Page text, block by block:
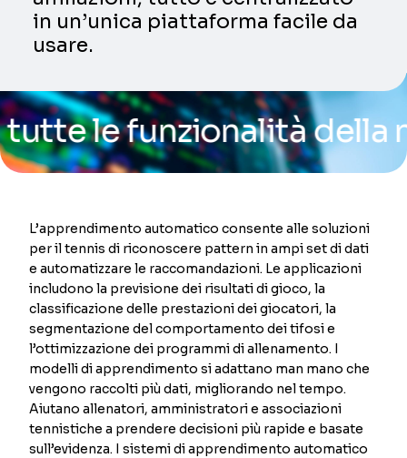
in un’unica piattaforma facile da
usare.
funzionalità della
L’apprendimento automatico consente alle soluzioni
per il tennis di riconoscere pattern in ampi set di dati
e automatizzare le raccomandazioni. Le applicazioni
includono la previsione dei risultati di gioco, la
classificazione delle prestazioni dei giocatori, la
segmentazione del comportamento dei tifosi e
l’ottimizzazione dei programmi di allenamento. I
modelli di apprendimento si adattano man mano che
vengono raccolti più dati, migliorando nel tempo.
Aiutano allenatori, amministratori e associazioni
tennistiche a prendere decisioni più rapide e basate
sull’evidenza. I sistemi di apprendimento automatico